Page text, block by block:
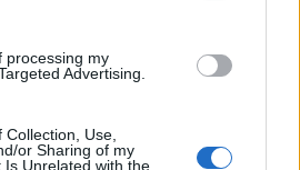
processing my
Advertising.
Use,
or Sharing of my
Is Unrelated with the
che l'azienda costruisce.
viene indirizzato verso altri
l'acquisto. In altri la
come India e Brasile, dove il